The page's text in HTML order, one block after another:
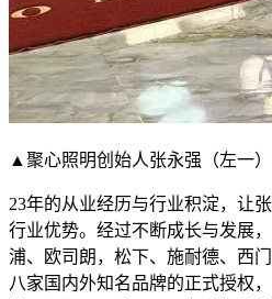
▲聚心照明创始人张永强（左一
23年的从业经历与行业积淀，让
行业优势。经过不断成长与发展
浦、欧司朗，松下、施耐德、西
八家国内外知名品牌的正式授权